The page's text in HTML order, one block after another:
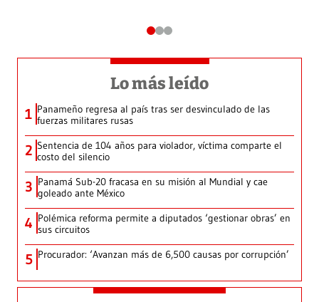
Lo más leído
1 Panameño regresa al país tras ser desvinculado de las
fuerzas militares rusas
2 Sentencia de 104 años para violador, víctima comparte el
costo del silencio
3 Panamá Sub-20 fracasa en su misión al Mundial y cae
goleado ante México
4 Polémica reforma permite a diputados ‘gestionar obras’ en
sus circuitos
5 Procurador: ‘Avanzan más de 6,500 causas por corrupción’